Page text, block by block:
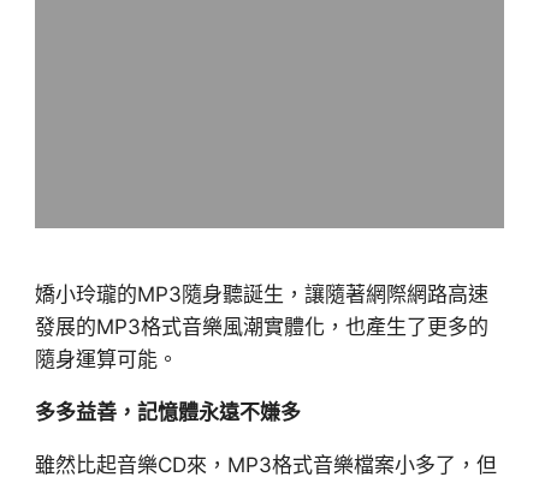
嬌小玲瓏的MP3隨身聽誕生，讓隨著網際網路高速
發展的MP3格式音樂風潮實體化，也產生了更多的
隨身運算可能。
多多益善，記憶體永遠不嫌多
雖然比起音樂CD來，MP3格式音樂檔案小多了，但